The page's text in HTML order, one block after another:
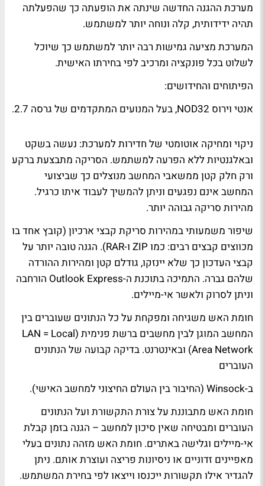
מערכת ההגנה החדשה שינתה את הופעתה כך שהפעלתה
תהיה ידידותית, קלה ונוחה יותר למשתמש.
המערכת מציעה גמישות רבה יותר למשתמש כך שיוכל
לשלוט בכל פונקציה ומרכיב לפי בחירתו האישית.
הפיתוחים והחידושים:
אנטי וירוס NOD32, בעל המנועים המתקדמים של גרסה 2.7.
ניקוי ומחיקה אוטומטי של חדירות למערכת: נעשה בשקט
ובאלגנטיות ללא הפרעה למשתמש. הסריקה מתבצעת ברקע
ורק חלק קטן ממשאבי המחשב מנוצלים כך שביצועי
המחשב אינם נפגעים וניתן להמשיך לעבוד איתו כרגיל.
מהירות סריקה גבוהה יותר.
שיפור משמעותי במהירות סריקת קבצי ארכיון (קובץ אחד בו
מכווצים קבצים רבים: כמו ZIP ו-RAR). הגנה טובה יותר על
קבצי העדכון כך שלא יינזקו, גודלם קטן ומהירות ההורדה
שלהם גברה. התמיכה בתוכנת ה-Outlook Express הורחבה
וניתן לסרוק ולאשר אי-מיילים.
חומת האש משגיחה ומפקחת על כל הנתונים שעוברים בין
המחשב המוגן לבין מחשבים ברשת פנימית (LAN = Local
Area Network) ובאינטרנט. בדיקה קבועה של הנתונים
העוברים
ב-Winsock (החיבור בין העולם החיצוני למחשב האישי).
חומת האש מתבוננת על צורת התקשורת ועל הנתונים
העוברים ומבטיחה שאין סיכון למחשב – הגנה בזמן קבלת
אי-מיילים וגלישה באתרים. חומת האש מזהה נתונים בעלי
מאפיינים זדוניים או ניסיונות פריצה ועוצרת אותם. ניתן
להגדיר אילו תקשורות ייכנסו וייצאו לפי בחירת המשתמש.